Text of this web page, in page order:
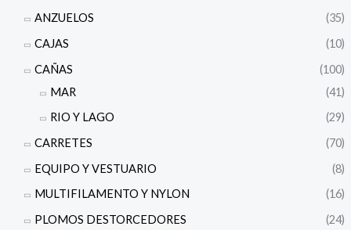
ANZUELOS
(35)
CAJAS
(10)
CAÑAS
(100)
MAR
(41)
RIO Y LAGO
(29)
CARRETES
(70)
EQUIPO Y VESTUARIO
(8)
MULTIFILAMENTO Y NYLON
(16)
PLOMOS DESTORCEDORES
(24)